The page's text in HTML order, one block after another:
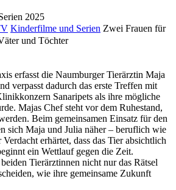
2025
Kinderfilme und Serien Zwei Frauen für
und Töchter
erfasst die Naumburger Tierärztin Maja
verpasst dadurch das erste Treffen mit
Sanaripets als ihre mögliche
Majas Chef steht vor dem Ruhestand,
Beim gemeinsamen Einsatz für den
sich Maja und Julia näher – beruflich wie
erhärtet, dass das Tier absichtlich
ein Wettlauf gegen die Zeit.
Tierärztinnen nicht nur das Rätsel
wie ihre gemeinsame Zukunft